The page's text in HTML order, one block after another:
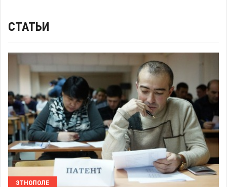
СТАТЬИ
ЭТНОПОЛЕ